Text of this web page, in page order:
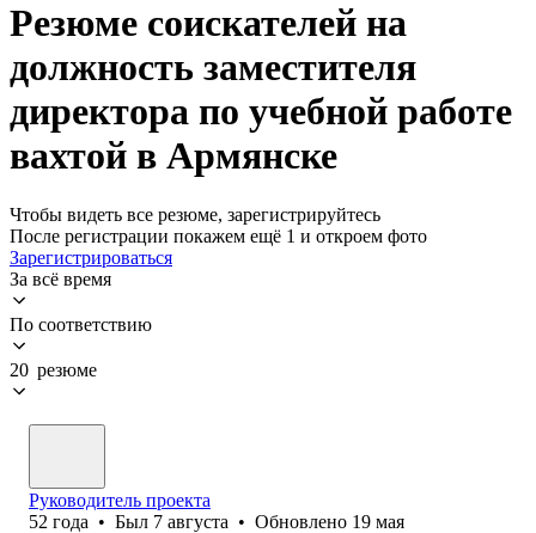
Резюме соискателей на
должность заместителя
директора по учебной работе
вахтой в Армянске
Чтобы видеть все резюме, зарегистрируйтесь
После регистрации покажем ещё 1 и откроем фото
Зарегистрироваться
За всё время
По соответствию
20 резюме
Руководитель проекта
52 года • Был 7 августа • Обновлено 19 мая